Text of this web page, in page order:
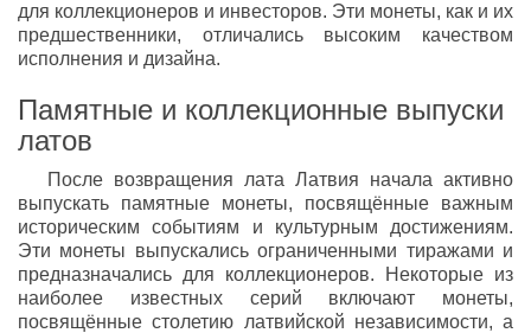
для коллекционеров и инвесторов. Эти монеты, как и их
предшественники, отличались высоким качеством
исполнения и дизайна.
Памятные и коллекционные выпуски
латов
После возвращения лата Латвия начала активно
выпускать памятные монеты, посвящённые важным
историческим событиям и культурным достижениям.
Эти монеты выпускались ограниченными тиражами и
предназначались для коллекционеров. Некоторые из
наиболее известных серий включают монеты,
посвящённые столетию латвийской независимости, а